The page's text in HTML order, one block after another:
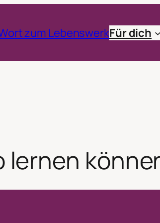
zum LebenswerkFür dich
lernen